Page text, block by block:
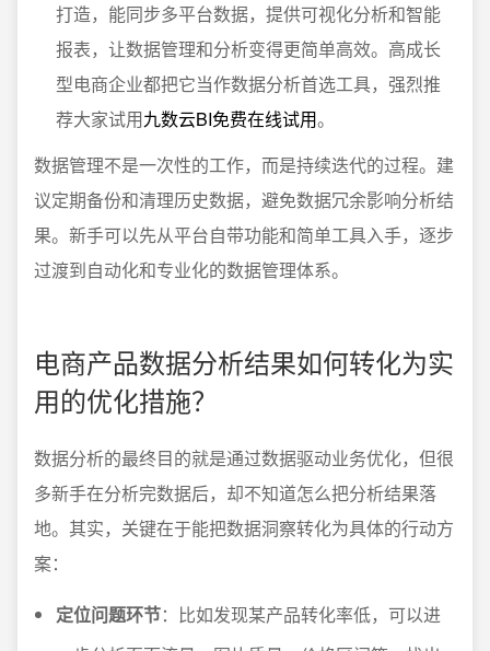
打造，能同步多平台数据，提供可视化分析和智能
报表，让数据管理和分析变得更简单高效。高成长
型电商企业都把它当作数据分析首选工具，强烈推
荐大家试用九数云BI免费在线试用。
数据管理不是一次性的工作，而是持续迭代的过程。建
议定期备份和清理历史数据，避免数据冗余影响分析结
果。新手可以先从平台自带功能和简单工具入手，逐步
过渡到自动化和专业化的数据管理体系。
电商产品数据分析结果如何转化为实
用的优化措施？
数据分析的最终目的就是通过数据驱动业务优化，但很
多新手在分析完数据后，却不知道怎么把分析结果落
地。其实，关键在于能把数据洞察转化为具体的行动方
案：
定位问题环节：比如发现某产品转化率低，可以进